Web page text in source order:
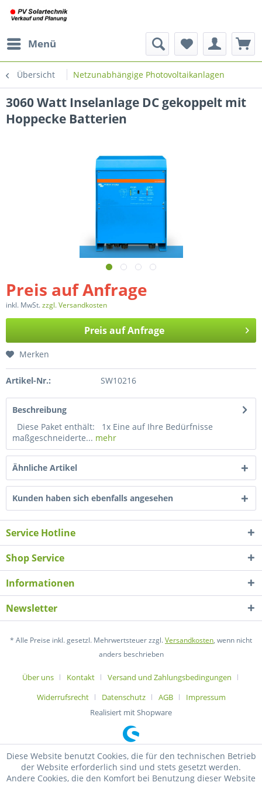
Menü
Übersicht Netzunabhängige Photovoltaikanlagen
3060 Watt Inselanlage DC gekoppelt mit
Hoppecke Batterien
Preis auf Anfrage
inkl. MwSt.zzgl. Versandkosten
Preis auf Anfrage
Merken
Artikel-Nr.: SW10216
Beschreibung
Diese Paket enthält: 1x Eine auf Ihre Bedürfnisse
maßgeschneiderte... mehr
Ähnliche Artikel
Kunden haben sich ebenfalls angesehen
Service Hotline
Shop Service
Informationen
Newsletter
* Alle Preise inkl. gesetzl. Mehrwertsteuer zzgl.Versandkosten, wenn nicht
anders beschrieben
Über uns Kontakt
Versand und Zahlungsbedingungen
Widerrufsrecht
Datenschutz AGB
Impressum
Realisiert mit Shopware
Diese Website benutzt Cookies, die für den technischen Betrieb
der Website erforderlich sind und stets gesetzt werden.
Andere Cookies, die den Komfort bei Benutzung dieser Website